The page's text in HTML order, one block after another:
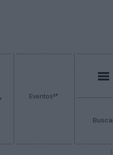
Eventos2P